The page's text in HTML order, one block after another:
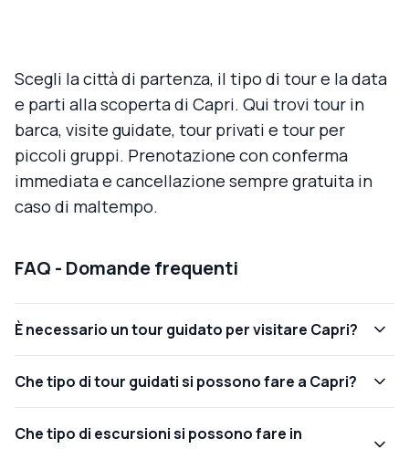
Scegli la città di partenza, il tipo di tour e la data
e parti alla scoperta di Capri. Qui trovi tour in
barca, visite guidate, tour privati e tour per
piccoli gruppi. Prenotazione con conferma
immediata e cancellazione sempre gratuita in
caso di maltempo.
FAQ - Domande frequenti
È necessario un tour guidato per visitare Capri?
Che tipo di tour guidati si possono fare a Capri?
Che tipo di escursioni si possono fare in